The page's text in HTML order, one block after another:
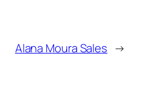
Alana Moura Sales →